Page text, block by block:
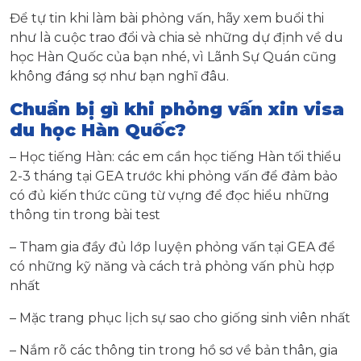
Để tự tin khi làm bài phỏng vấn, hãy xem buổi thi
như là cuộc trao đổi và chia sẻ những dự định về du
học Hàn Quốc của bạn nhé, vì Lãnh Sự Quán cũng
không đáng sợ như bạn nghĩ đâu.
Chuẩn bị gì khi phỏng vấn xin visa
du học Hàn Quốc?
– Học tiếng Hàn: các em cần học tiếng Hàn tối thiểu
2-3 tháng tại GEA trước khi phỏng vấn để đảm bảo
có đủ kiến thức cũng từ vựng để đọc hiểu những
thông tin trong bài test
– Tham gia đầy đủ lớp luyện phỏng vấn tại GEA để
có những kỹ năng và cách trả phỏng vấn phù hợp
nhất
– Mặc trang phục lịch sự sao cho giống sinh viên nhất
– Nắm rõ các thông tin trong hồ sơ về bản thân, gia